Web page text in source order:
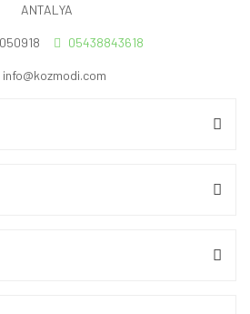
ANTALYA
05438843618
info@kozmodi.com